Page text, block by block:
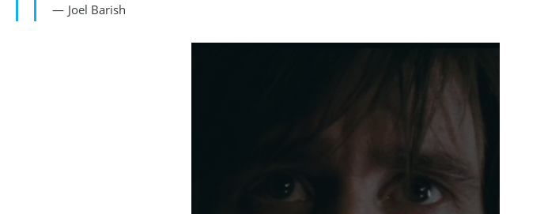
Joel Barish